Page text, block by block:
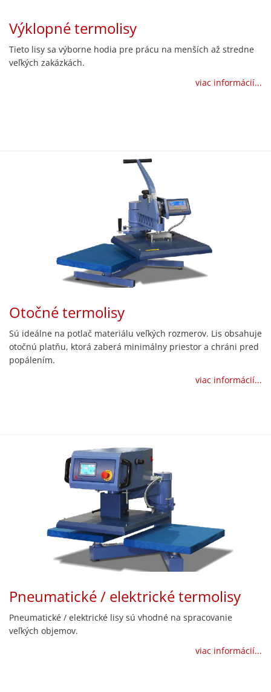
Výklopné termolisy
Tieto lisy sa výborne hodia pre prácu na menších až stredne
veľkých zakázkách.
viac informácií...
Otočné termolisy
Sú ideálne na potlač materiálu veľkých rozmerov. Lis obsahuje
otočnú platňu, ktorá zaberá minimálny priestor a chráni pred
popálením.
viac informácií...
Pneumatické / elektrické termolisy
Pneumatické / elektrické lisy sú vhodné na spracovanie
veľkých objemov.
viac informácií...